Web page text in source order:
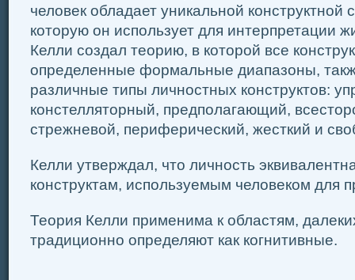
человек обладает уникальной конструктной
которую он использует для интерпретации
Келли создал теорию, в которой все
определенные формальные диапазоны,
различные типы личностных конструктов:
констелляторный, предполагающий,
стрежневой, периферический, жесткий и
Келли утверждал, что личность
конструктам, используемым человеком для
Теория Келли применима к областям,
традиционно определяют как когнитивные.